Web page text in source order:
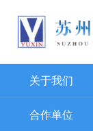
关于我们
合作单位